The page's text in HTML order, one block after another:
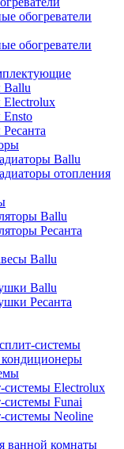
обогреватели
обогреватели
Ballu
Electrolux
Ballu
отопления
Ballu
Ресанта
Ballu
Ballu
Ресанта
системы
системы Electrolux
системы Funai
системы Neoline
ванной комнаты